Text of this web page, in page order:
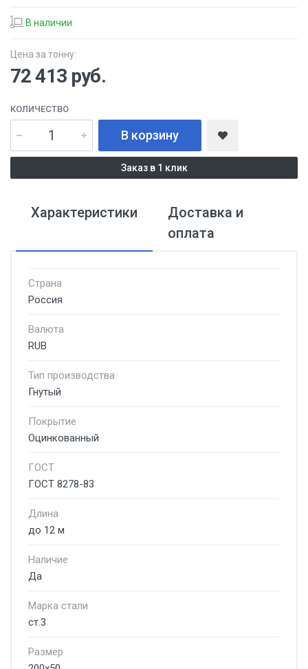
В наличии
Цена за тонну:
72 413 руб.
КОЛИЧЕСТВО
В корзину
Заказ в 1 клик
Характеристики
Доставка и
оплата
Страна
Россия
Валюта
RUB
Тип производства
Гнутый
Покрытие
Оцинкованный
ГОСТ
ГОСТ 8278-83
Длина
до 12 м
Наличие
Да
Марка стали
ст.3
Размер